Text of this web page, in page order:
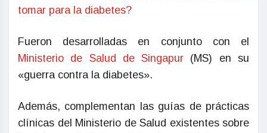
tomar para la diabetes?
Fueron desarrolladas en conjunto con el
Ministerio de Salud de Singapur (MS) en su
«guerra contra la diabetes».
Además, complementan las guías de prácticas
clínicas del Ministerio de Salud existentes sobre